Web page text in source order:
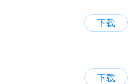
下载
下载